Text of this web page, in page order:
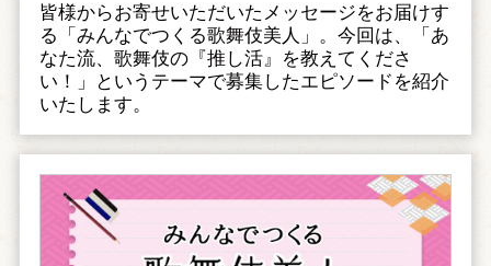
皆様からお寄せいただいたメッセージをお届けす
る「みんなでつくる歌舞伎美人」。今回は、「あ
なた流、歌舞伎の『推し活』を教えてくださ
い！」というテーマで募集したエピソードを紹介
いたします。